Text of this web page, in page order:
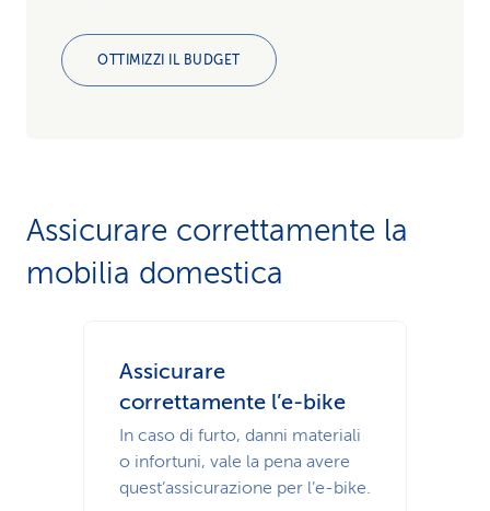
OTTIMIZZI IL BUDGET
Assicurare correttamente la
mobilia domestica
Assicurare
correttamente l’e-bike
In caso di furto, danni materiali
o infortuni, vale la pena avere
quest’assicurazione per l’e-bike.